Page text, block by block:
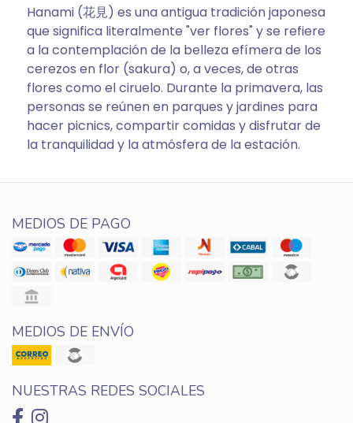
Hanami (花見) es una antigua tradición japonesa
que significa literalmente "ver flores" y se refiere
a la contemplación de la belleza efímera de los
cerezos en flor (sakura) o, a veces, de otras
flores como el ciruelo. Durante la primavera, las
personas se reúnen en parques y jardines para
hacer picnics, compartir comidas y disfrutar de
la tranquilidad y la atmósfera de la estación.
MEDIOS DE PAGO
MEDIOS DE ENVÍO
NUESTRAS REDES SOCIALES